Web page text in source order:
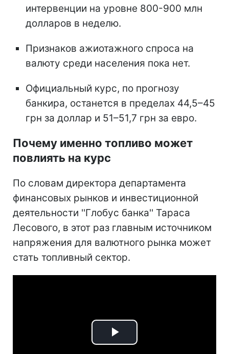
интервенции на уровне 800-900 млн
долларов в неделю.
Признаков ажиотажного спроса на
валюту среди населения пока нет.
Официальный курс, по прогнозу
банкира, останется в пределах 44,5–45
грн за доллар и 51–51,7 грн за евро.
Почему именно топливо может
повлиять на курс
По словам директора департамента
финансовых рынков и инвестиционной
деятельности ''Глобус банка'' Тараса
Лесового, в этот раз главным источником
напряжения для валютного рынка может
стать топливный сектор.
Play